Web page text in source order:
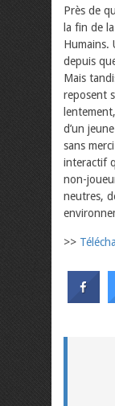
Près de
la fin de
Humains.
depuis
Mais
reposent
d’un
sans
interactif
non-
neutres,
>>